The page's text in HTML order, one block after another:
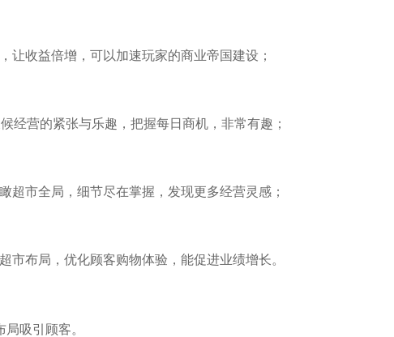
让收益倍增，可以加速玩家的商业帝国建设；
经营的紧张与乐趣，把握每日商机，非常有趣；
超市全局，细节尽在掌握，发现更多经营灵感；
市布局，优化顾客购物体验，能促进业绩增长。
吸引顾客。